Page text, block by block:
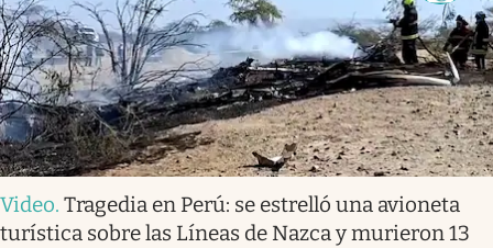
Video. Tragedia en Perú: se estrelló una avioneta
turística sobre las Líneas de Nazca y murieron 13